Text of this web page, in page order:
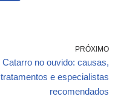
PRÓXIMO
Catarro no ouvido: causas,
tratamentos e especialistas
recomendados